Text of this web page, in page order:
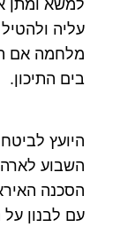
למשא ומתן
עליה
מלחמה אם
בים התיכון.
היועץ
השבוע
הסכנה
עם לבנון על